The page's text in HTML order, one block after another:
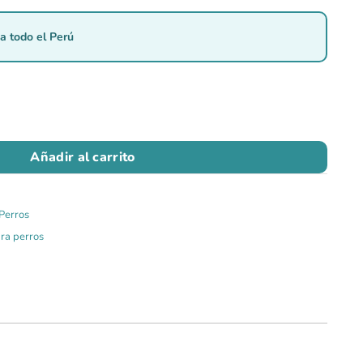
todo el Perú
Añadir al carrito
perros